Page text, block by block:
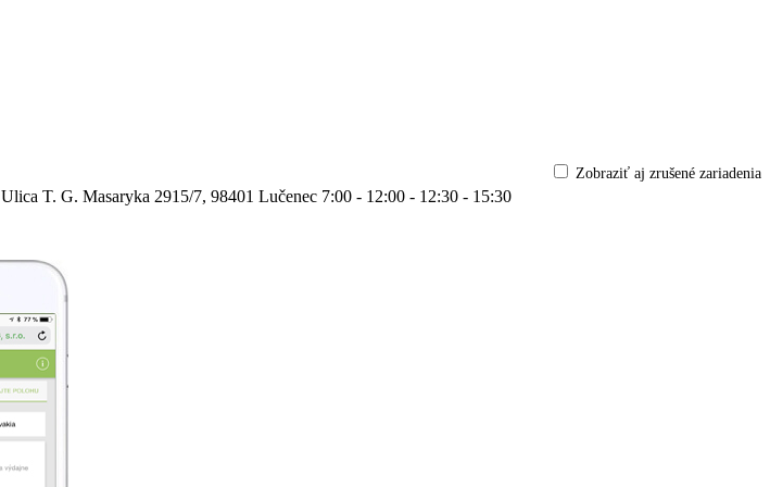
Zobraziť aj zrušené zariadenia
Ulica T. G. Masaryka 2915/7, 98401 Lučenec 7:00 - 12:00 - 12:30 - 15:30